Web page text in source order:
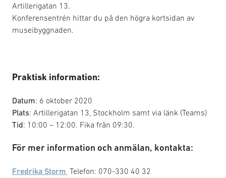
Artillerigatan 13.
Konferensentrén hittar du på den högra kortsidan av
museibyggnaden.
Praktisk information:
Datum: 6 oktober 2020
Plats: Artillerigatan 13, Stockholm samt via länk (Teams)
Tid: 10:00 – 12:00. Fika från 09:30.
För mer information och anmälan, kontakta:
Fredrika Storm Telefon: 070-330 40 32